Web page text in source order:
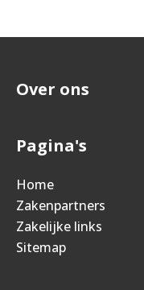
Over ons
Pagina's
Home
Zakenpartners
Zakelijke links
Sitemap